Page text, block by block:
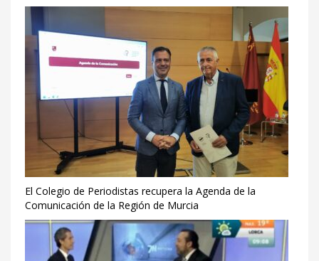
El Colegio de Periodistas recupera la Agenda de la
Comunicación de la Región de Murcia